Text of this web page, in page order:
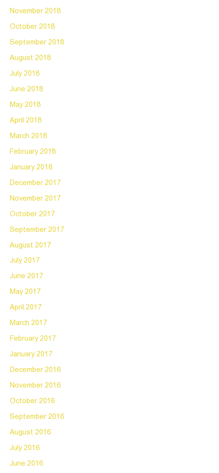
November 2018
October 2018
September 2018
August 2018
July 2018
June 2018
May 2018
April 2018
March 2018
February 2018
January 2018
December 2017
November 2017
October 2017
September 2017
August 2017
July 2017
June 2017
May 2017
April 2017
March 2017
February 2017
January 2017
December 2016
November 2016
October 2016
September 2016
August 2016
July 2016
June 2016